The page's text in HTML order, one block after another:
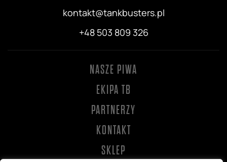
kontakt@tankbusters.pl
+48 503 809 326
NASZE PIWA
EKIPA TB
PARTNERZY
KONTAKT
SKLEP